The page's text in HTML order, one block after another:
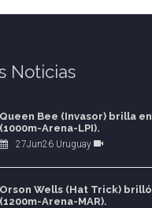
Noticias
Queen Bee (Invasor) brilla
(1000m-Arena-LPI).
27Jun26 Uruguay
Orson Wells (Hat Trick)
(1200m-Arena-MAR).